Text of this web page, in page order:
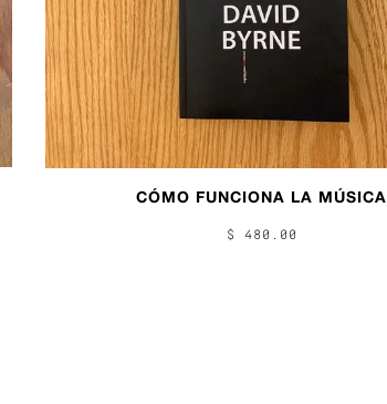
CÓMO FUNCIONA LA MÚSICA
$ 480.00